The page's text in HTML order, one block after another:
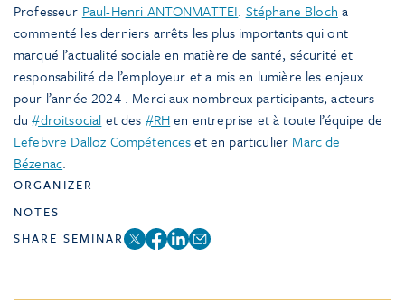
Professeur Paul-Henri ANTONMATTEI. Stéphane Bloch a
commenté les derniers arrêts les plus importants qui ont
marqué l’actualité sociale en matière de santé, sécurité et
responsabilité de l’employeur et a mis en lumière les enjeux
pour l’année 2024 . Merci aux nombreux participants, acteurs
du#droitsocial et des #RHen entreprise et à toute l’équipe de
Lefebvre Dalloz Compétenceset en particulier Marc de
Bézenac.
ORGANIZER
NOTES
SHARE SEMINAR